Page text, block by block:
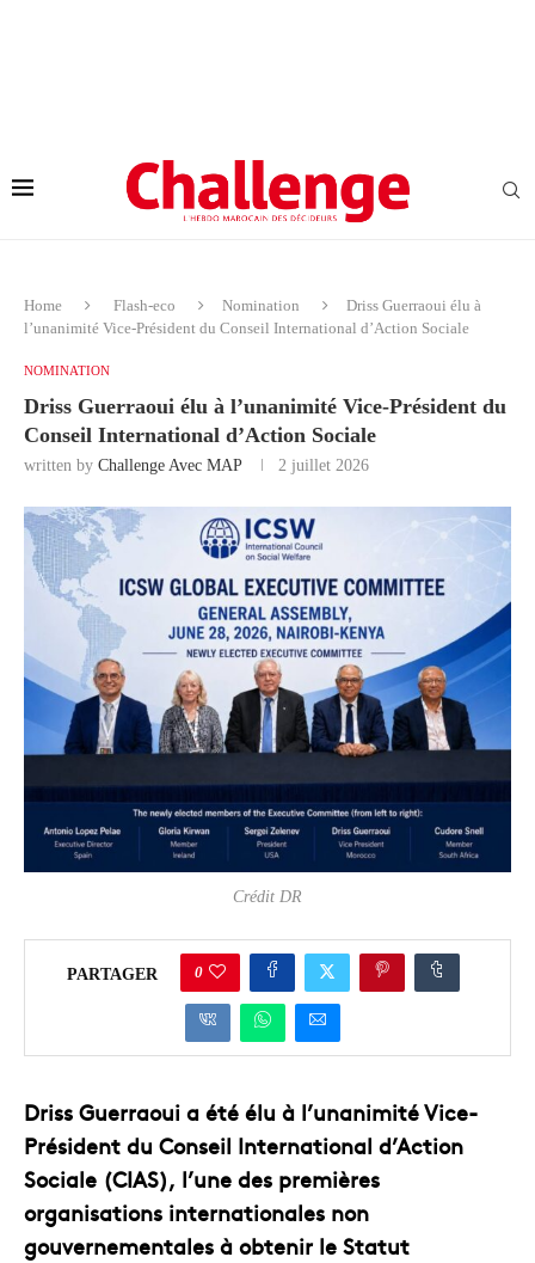
Home Flash-eco Nomination
Driss Guerraoui élu à
l’unanimité Vice-Président du Conseil International d’Action Sociale
NOMINATION
Driss Guerraoui élu à l’unanimité Vice-Président du
Conseil International d’Action Sociale
written by Challenge Avec MAP 2 juillet 2026
Crédit DR
PARTAGER 0
Driss Guerraoui a été élu à l’unanimité Vice-
Président du Conseil International d’Action
Sociale (CIAS), l’une des premières
organisations internationales non
gouvernementales à obtenir le Statut